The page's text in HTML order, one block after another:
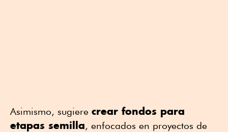
Asimismo, sugiere crear fondos para
etapas semilla, enfocados en proyectos de